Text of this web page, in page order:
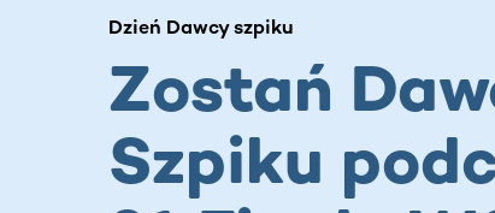
Dzień Dawcy szpiku
Zostań
Szpiku